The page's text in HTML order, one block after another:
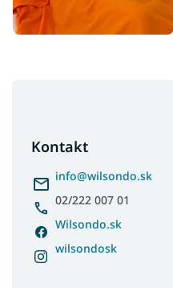
Kontakt
info@wilsondo.sk
02/222 007 01
Wilsondo.sk
wilsondosk